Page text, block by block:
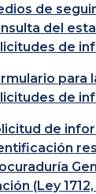
de
del
de
para
de
de
(Ley